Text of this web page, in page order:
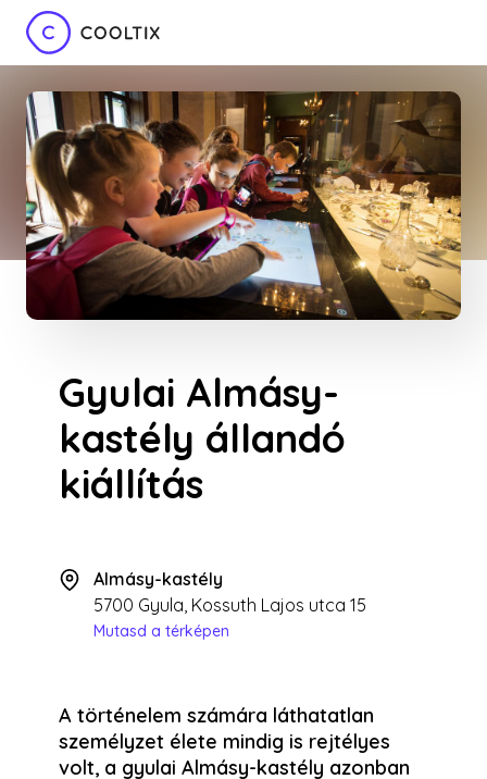
Gyulai Almásy-
kastély állandó
kiállítás
Almásy-kastély
5700 Gyula, Kossuth Lajos utca 15
Mutasd a térképen
A történelem számára láthatatlan
személyzet élete mindig is rejtélyes
volt, a gyulai Almásy-kastély azonban